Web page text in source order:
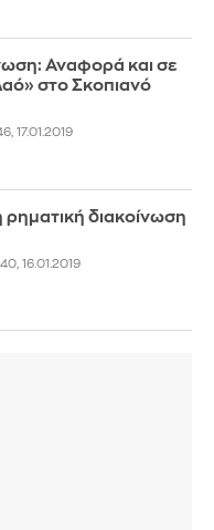
Αναφορά και σε
στο Σκοπιανό
17.01.2019
διακοίνωση
16.01.2019